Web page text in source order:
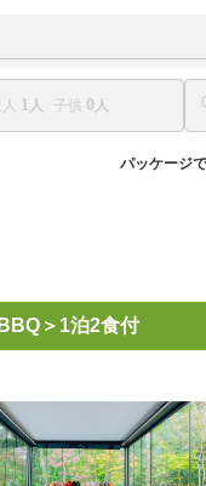
1 子供 0
パッケージ
＞1泊2食付